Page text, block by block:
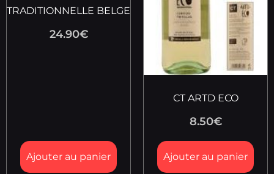
TRADITIONNELLE BELGE
24.90€
Ajouter au panier
CT ARTD ECO
8.50€
Ajouter au panier